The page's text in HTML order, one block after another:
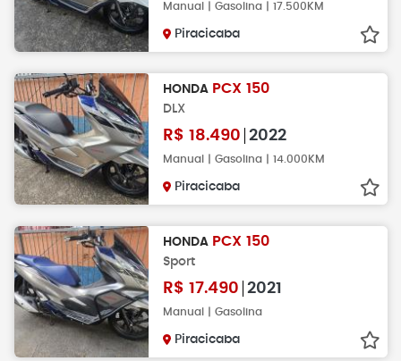
Manual | Gasolina | 17.500KM
Piracicaba
HONDA PCX 150
DLX
R$ 18.490 2022
Manual | Gasolina | 14.000KM
Piracicaba
HONDA PCX 150
Sport
R$ 17.490 2021
Manual | Gasolina
Piracicaba